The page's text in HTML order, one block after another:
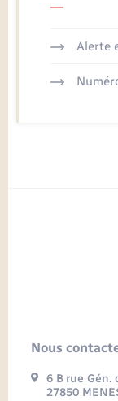
Alerte
Nous
6 B rue Gén.
27850